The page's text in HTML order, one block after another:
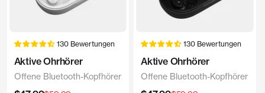
130 Bewertungen
Aktive Ohrhörer
Offene Bluetooth-Kopfhörer
130 Bewertungen
Aktive Ohrhörer
Offene Bluetooth-Kopfhörer